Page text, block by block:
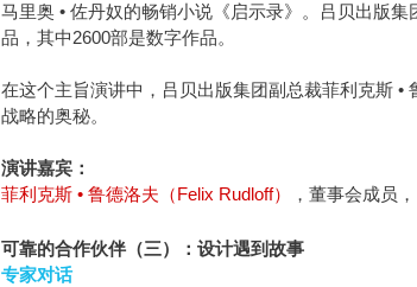
马里奥 • 佐丹奴的畅销小说《启示录》。吕贝出版
品，其中2600部是数字作品。
在这个主旨演讲中，吕贝出版集团副总裁菲利克斯 •
战略的奥秘。
演讲嘉宾：
菲利克斯 • 鲁德洛夫（Felix Rudloff）
，董事会成员
可靠的合作伙伴（三）：设计遇到故事
专家对话